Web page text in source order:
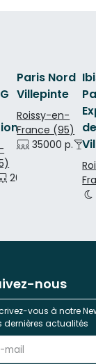
200 p. 240 p.
Paris Nord
Villepinte
Roissy-en-
France (95)
35000 p.
de
nous
vous à notre
dernières actualités